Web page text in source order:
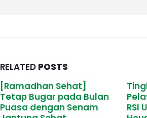
RELATED POSTS
Tingkatkan Kualitas
Pelayanan Kesehatan,
RSI Unisma Gelar In